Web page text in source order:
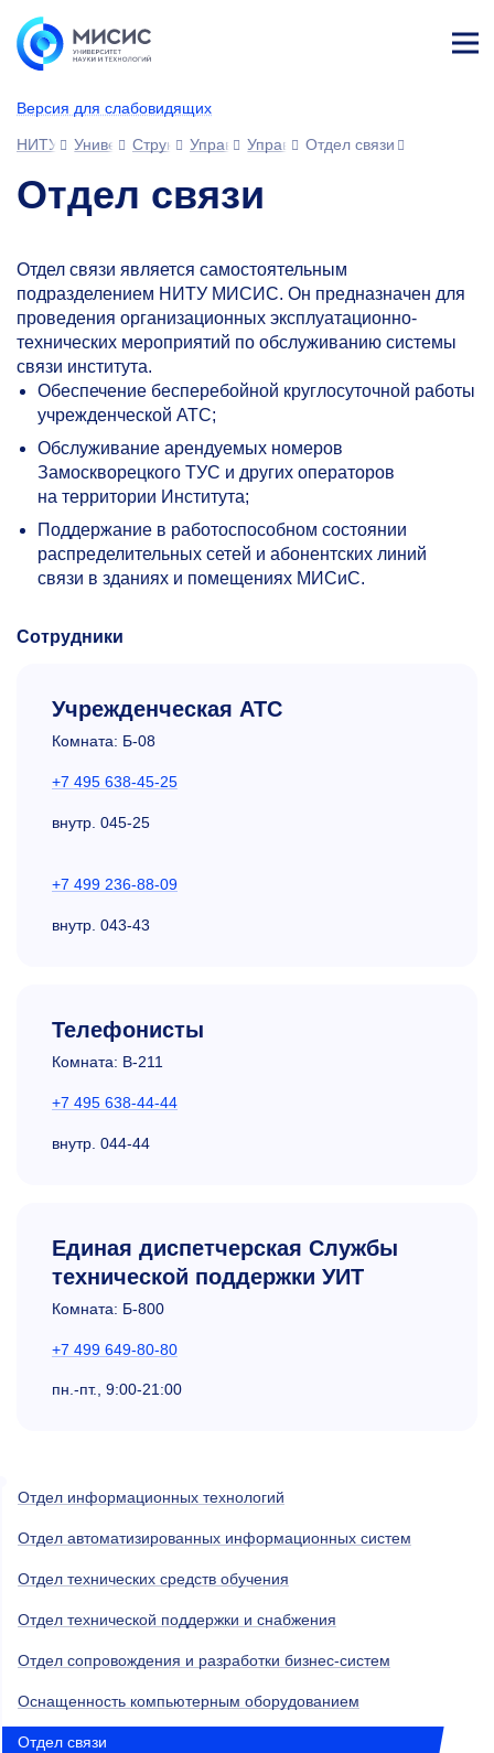
Версия для слабовидящих
ине
НИТУ МИСИСУниверситетСтруктура университета
УправленияУправление информационных
Отдел связи
Отдел связи
Отдел связи является самостоятельным
подразделением НИТУ МИСИС. Он предназначен для
проведения организационных эксплуатационно-
технических мероприятий по обслуживанию системы
связи института.
Обеспечение бесперебойной круглосуточной работы
учрежденческой АТС;
Обслуживание арендуемых номеров
Замоскворецкого ТУС и других операторов
на территории Института;
Поддержание в работоспособном состоянии
распределительных сетей и абонентских линий
связи в зданиях и помещениях МИСиС.
Сотрудники
Учрежденческая АТС
Комната: Б-08
+7 495 638-45-25
внутр. 045-25
+7 499 236-88-09
внутр. 043-43
Телефонисты
Комната: В-211
+7 495 638-44-44
внутр. 044-44
Единая диспетчерская Службы
технической поддержки УИТ
Комната: Б-800
+7 499 649-80-80
пн.-пт., 9:00-21:00
Отдел информационных технологий
Отдел автоматизированных информационных систем
Отдел технических средств обучения
Отдел технической поддержки и снабжения
Отдел сопровождения и разработки бизнес-систем
Оснащенность компьютерным оборудованием
Отдел связи